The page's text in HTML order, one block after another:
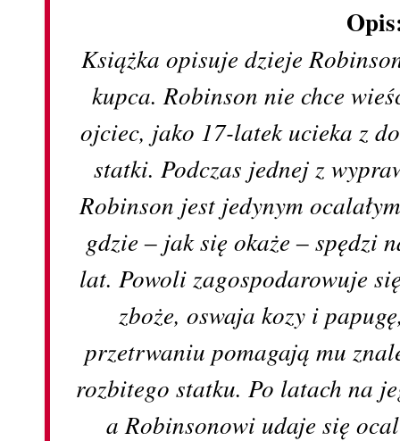
Książka opisuje dzieje
kupca. Robinson nie chce
ojciec, jako 17-latek ucieka z
statki. Podczas jednej z
Robinson jest jedynym
gdzie ‒ jak się okaże ‒ spędzi
lat. Powoli zagospodarowuje
zboże, oswaja kozy i
przetrwaniu pomagają mu
rozbitego statku. Po latach na
a Robinsonowi udaje się